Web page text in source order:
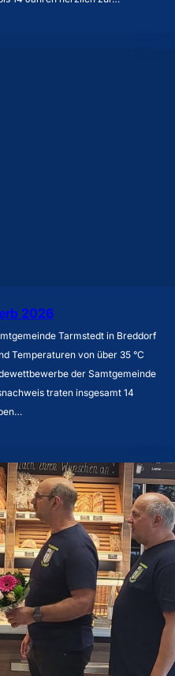
2026
Tarmstedt in Breddorf
Temperaturen von über 35 °C
der Samtgemeinde
traten insgesamt 14